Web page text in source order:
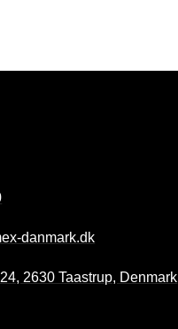
danmark.dk
2630 Taastrup, Denmark